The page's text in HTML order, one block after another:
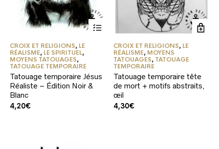
CROIX ET RELIGIONS, LE
RÉALISME, LE SPIRITUEL,
MOYENS TATOUAGES,
TATOUAGE TEMPORAIRE
Tatouage temporaire Jésus
Réaliste – Édition Noir &
Blanc
4,20€
CROIX ET RELIGIONS, LE
RÉALISME, MOYENS
TATOUAGES, TATOUAGE
TEMPORAIRE
Tatouage temporaire tête
de mort + motifs abstraits,
œil
4,30€